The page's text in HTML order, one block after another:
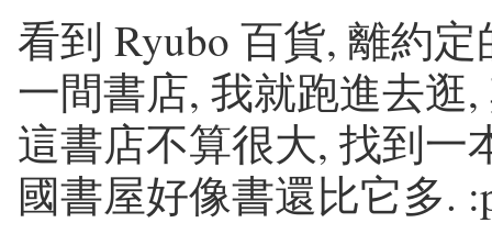
看到 Ryubo 百貨, 離約
一間書店, 我就跑進去逛
這書店不算很大, 找到一
國書屋好像書還比它多.